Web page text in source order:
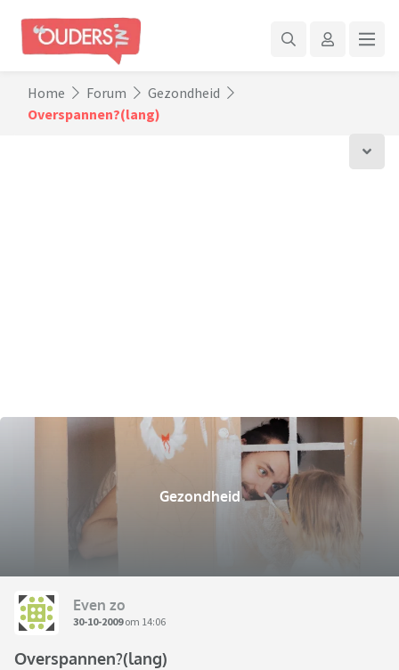
Home Forum
Gezondheid
Overspannen?(lang)
Gezondheid
Even zo
30-10-2009om 14:06
Overspannen?(lang)